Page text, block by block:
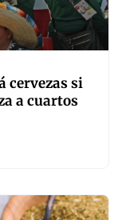
cervezas si
a cuartos